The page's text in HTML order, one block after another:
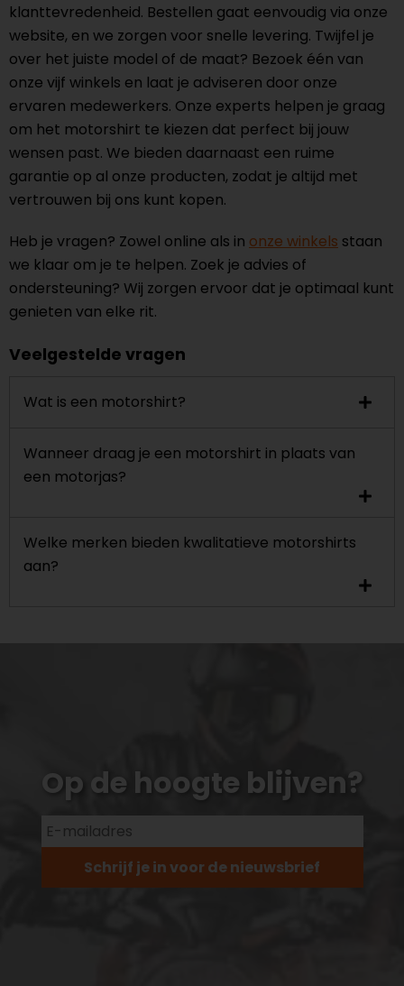
klanttevredenheid. Bestellen gaat eenvoudig via onze
website, en we zorgen voor snelle levering. Twijfel je
over het juiste model of de maat? Bezoek één van
onze vijf winkels en laat je adviseren door onze
ervaren medewerkers. Onze experts helpen je graag
om het motorshirt te kiezen dat perfect bij jouw
wensen past. We bieden daarnaast een ruime
garantie op al onze producten, zodat je altijd met
vertrouwen bij ons kunt kopen.
Heb je vragen? Zowel online als in onze winkels staan
we klaar om je te helpen. Zoek je advies of
ondersteuning? Wij zorgen ervoor dat je optimaal kunt
genieten van elke rit.
Veelgestelde vragen
Wat is een motorshirt?
Wanneer draag je een motorshirt in plaats van
een motorjas?
Welke merken bieden kwalitatieve motorshirts
aan?
Op de hoogte blijven?
Schrijf je in voor de nieuwsbrief